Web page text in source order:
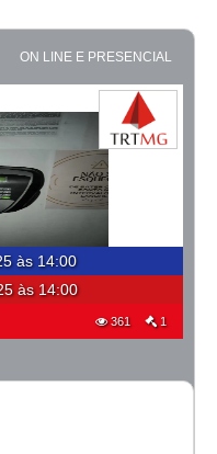
ON LINE E PRESENCIAL
às 14:00
às 14:00
361 1